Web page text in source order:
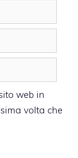
web in
volta che